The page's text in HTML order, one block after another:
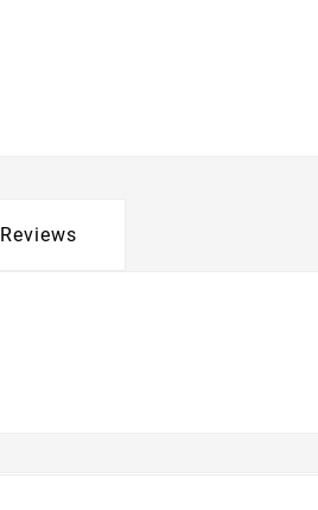
Reviews